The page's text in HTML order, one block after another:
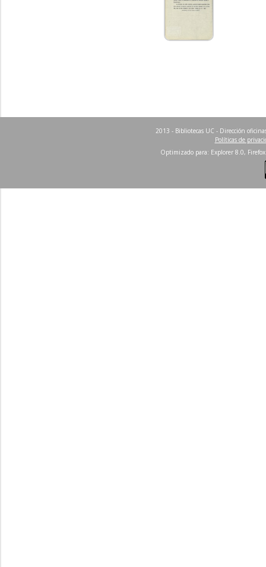
2013 - Bibliotecas UC - Dirección
Políticas de
Optimizado para: Explorer 8.0,